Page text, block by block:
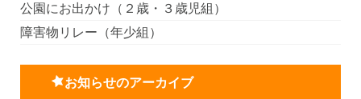
公園にお出かけ（２歳・３歳児組）
障害物リレー（年少組）
お知らせのアーカイブ